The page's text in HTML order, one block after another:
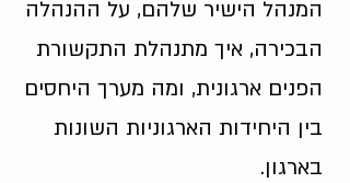
המנהל הישיר שלהם, על ההנהלה
הבכירה, איך מתנהלת התקשורת
הפנים ארגונית, ומה מערך היחסים
בין היחידות הארגוניות השונות
בארגון.